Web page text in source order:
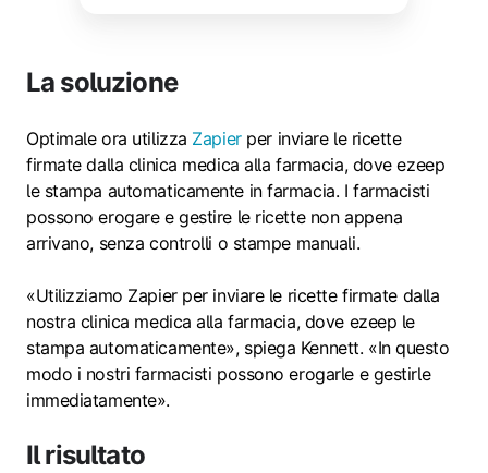
La soluzione
Optimale ora utilizza Zapierper inviare le ricette
firmate dalla clinica medica alla farmacia, dove ezeep
le stampa automaticamente in farmacia. I farmacisti
possono erogare e gestire le ricette non appena
arrivano, senza controlli o stampe manuali.
«Utilizziamo Zapier per inviare le ricette firmate dalla
nostra clinica medica alla farmacia, dove ezeep le
stampa automaticamente», spiega Kennett. «In questo
modo i nostri farmacisti possono erogarle e gestirle
immediatamente».
Il risultato